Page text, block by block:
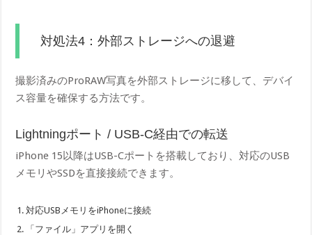
対処法4：外部ストレージへの退避
撮影済みのProRAW写真を外部ストレージに移して、デバイ
ス容量を確保する方法です。
Lightningポート / USB-C経由での転送
iPhone 15以降はUSB-Cポートを搭載しており、対応のUSB
メモリやSSDを直接接続できます。
対応USBメモリをiPhoneに接続
「ファイル」アプリを開く